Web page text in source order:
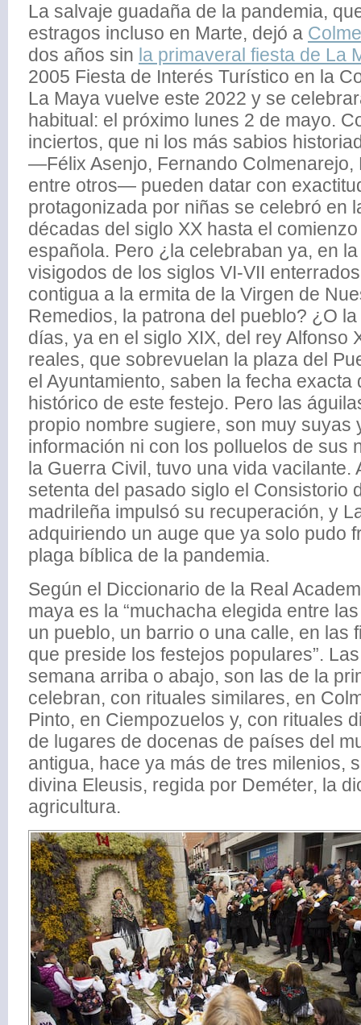
La salvaje guadaña de la pandemia,
estragos incluso en Marte, dejó a
dos años sin la primaveral fiesta de La
2005 Fiesta de Interés Turístico en la
La Maya vuelve este 2022 y se
habitual: el próximo lunes 2 de mayo.
inciertos, que ni los más sabios
—Félix Asenjo, Fernando Colmenarejo,
entre otros— pueden datar con
protagonizada por niñas se celebró en
décadas del siglo XX hasta el
española. Pero ¿la celebraban ya, en
visigodos de los siglos VI-VII
contigua a la ermita de la Virgen de
Remedios, la patrona del pueblo? ¿O
días, ya en el siglo XIX, del rey Alfonso
reales, que sobrevuelan la plaza del
el Ayuntamiento, saben la fecha exacta
histórico de este festejo. Pero las
propio nombre sugiere, son muy suyas
información ni con los polluelos de sus
la Guerra Civil, tuvo una vida vacilante.
setenta del pasado siglo el Consistorio
madrileña impulsó su recuperación, y
adquiriendo un auge que ya solo pudo
plaga bíblica de la pandemia.
Según el Diccionario de la Real
maya es la “muchacha elegida entre
un pueblo, un barrio o una calle, en las
que preside los festejos populares”.
semana arriba o abajo, son las de la
celebran, con rituales similares, en
Pinto, en Ciempozuelos y, con rituales
de lugares de docenas de países del
antigua, hace ya más de tres milenios,
divina Eleusis, regida por Deméter, la
agricultura.